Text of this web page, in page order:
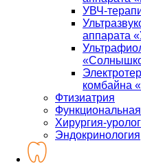
УВЧ-
аппарата
Фтизиатрия
Хирургия-
Эндокринология